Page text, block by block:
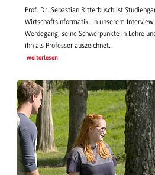
Prof. Dr. Sebastian Ritterbusch ist
Wirtschaftsinformatik. In unserem Interview
Werdegang, seine Schwerpunkte in Lehre
ihn als Professor auszeichnet.
weiterlesen